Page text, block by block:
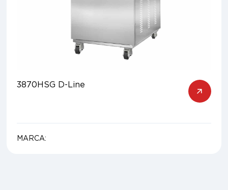
3870HSG D-Line
MARCA: